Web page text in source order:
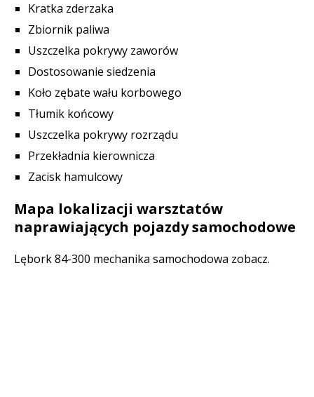
Kratka zderzaka
Zbiornik paliwa
Uszczelka pokrywy zaworów
Dostosowanie siedzenia
Koło zębate wału korbowego
Tłumik końcowy
Uszczelka pokrywy rozrządu
Przekładnia kierownicza
Zacisk hamulcowy
Mapa lokalizacji warsztatów
naprawiających pojazdy samochodowe
Lębork 84-300 mechanika samochodowa zobacz.